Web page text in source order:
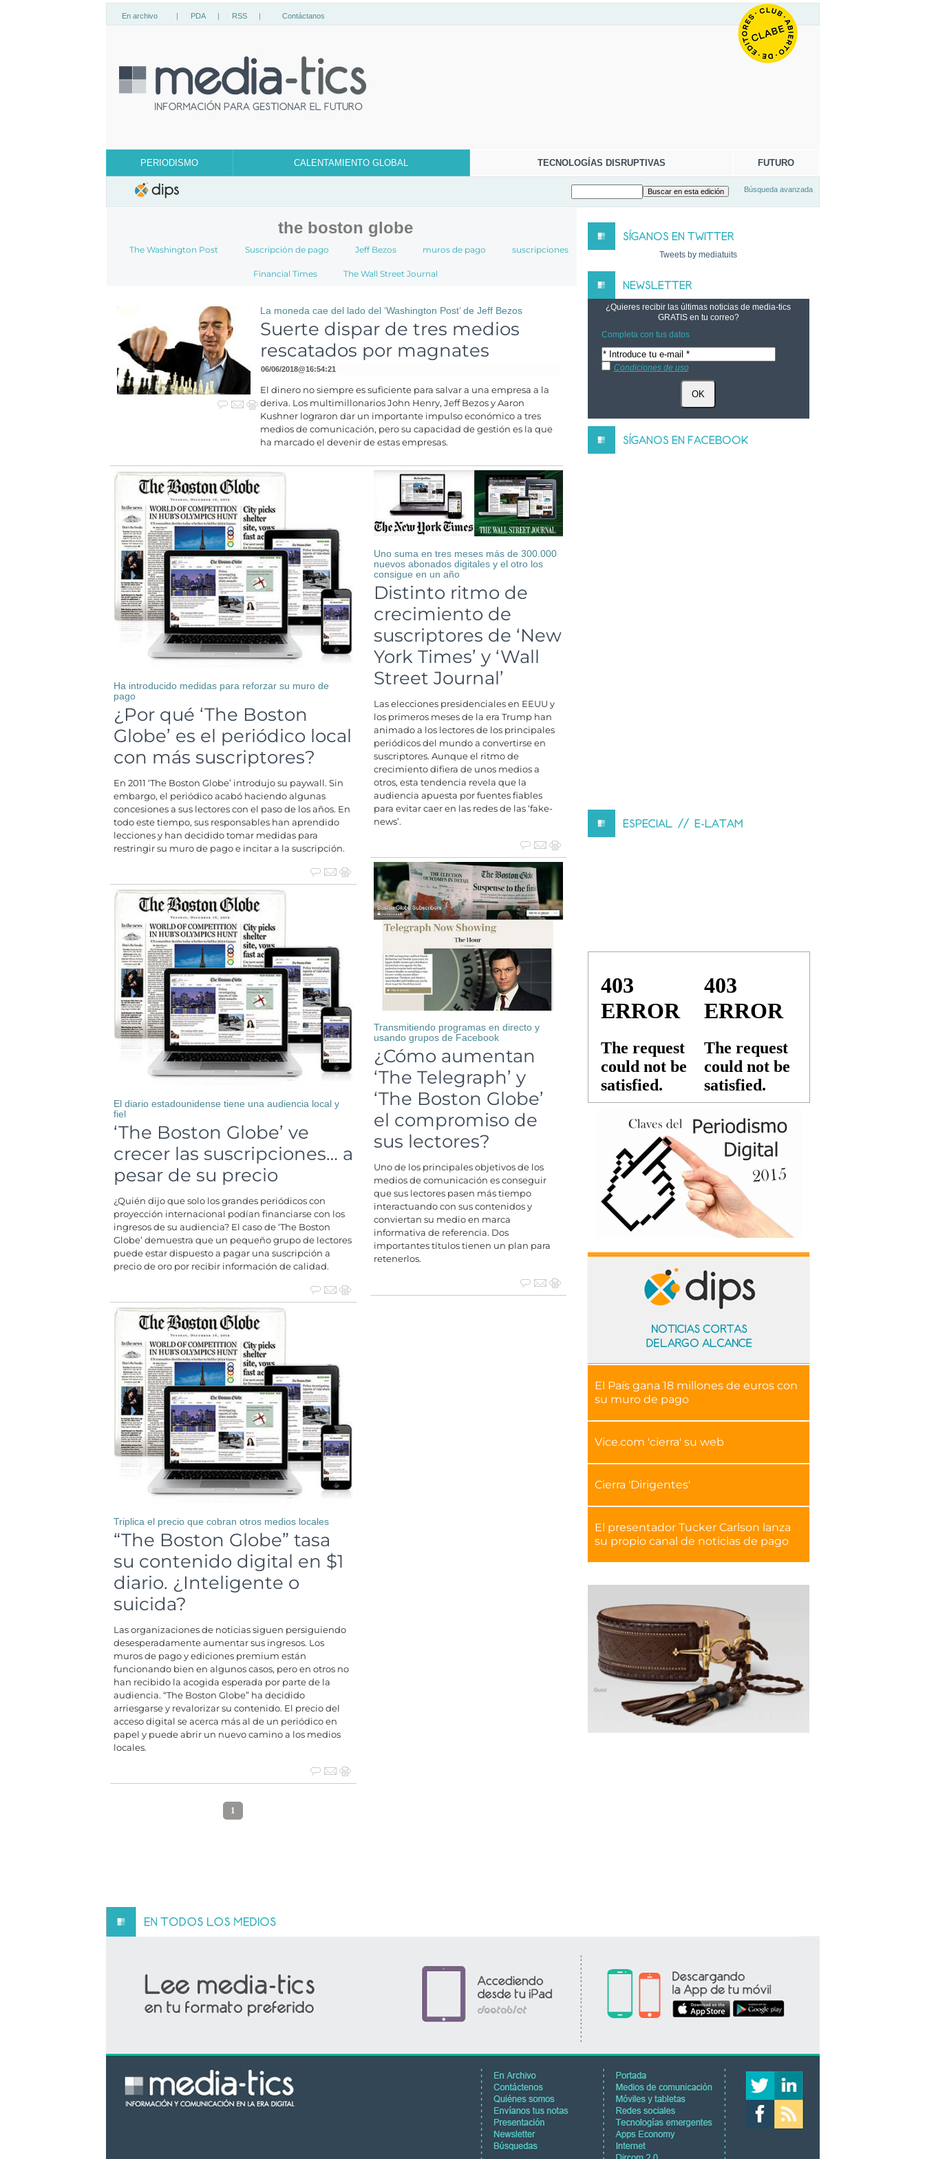
En archivo | PDA | RSS | Contáctanos
PERIODISMO CALENTAMIENTO GLOBAL TECNOLOGÍAS DISRUPTIVAS FUTURO
Búsqueda avanzada
the boston globe
The Washington Post Suscripción de pago Jeff Bezos muros de pago suscripciones
Financial Times The Wall Street Journal
La moneda cae del lado del ‘Washington Post’ de Jeff Bezos
Suerte dispar de tres medios
rescatados por magnates
06/06/2018@16:54:21
El dinero no siempre es suficiente para salvar a una empresa a la
deriva. Los multimillonarios John Henry, Jeff Bezos y Aaron
Kushner lograron dar un importante impulso económico a tres
medios de comunicación, pero su capacidad de gestión es la que
ha marcado el devenir de estas empresas.
Ha introducido medidas para reforzar su muro de
pago
¿Por qué ‘The Boston
Globe’ es el periódico local
con más suscriptores?
En 2011 ‘The Boston Globe’ introdujo su paywall. Sin
embargo, el periódico acabó haciendo algunas
concesiones a sus lectores con el paso de los años. En
todo este tiempo, sus responsables han aprendido
lecciones y han decidido tomar medidas para
restringir su muro de pago e incitar a la suscripción.
El diario estadounidense tiene una audiencia local y
fiel
‘The Boston Globe’ ve
crecer las suscripciones… a
pesar de su precio
¿Quién dijo que solo los grandes periódicos con
proyección internacional podían financiarse con los
ingresos de su audiencia? El caso de ‘The Boston
Globe’ demuestra que un pequeño grupo de lectores
puede estar dispuesto a pagar una suscripción a
precio de oro por recibir información de calidad.
Triplica el precio que cobran otros medios locales
“The Boston Globe” tasa
su contenido digital en $1
diario. ¿Inteligente o
suicida?
Las organizaciones de noticias siguen persiguiendo
desesperadamente aumentar sus ingresos. Los
muros de pago y ediciones premium están
funcionando bien en algunos casos, pero en otros no
han recibido la acogida esperada por parte de la
audiencia. “The Boston Globe” ha decidido
arriesgarse y revalorizar su contenido. El precio del
acceso digital se acerca más al de un periódico en
papel y puede abrir un nuevo camino a los medios
locales.
1
Uno suma en tres meses más de 300.000
nuevos abonados digitales y el otro los
consigue en un año
Distinto ritmo de
crecimiento de
suscriptores de ‘New
York Times’ y ‘Wall
Street Journal’
Las elecciones presidenciales en EEUU y
los primeros meses de la era Trump han
animado a los lectores de los principales
periódicos del mundo a convertirse en
suscriptores. Aunque el ritmo de
crecimiento difiera de unos medios a
otros, esta tendencia revela que la
audiencia apuesta por fuentes fiables
para evitar caer en las redes de las ‘fake-
news’.
Transmitiendo programas en directo y
usando grupos de Facebook
¿Cómo aumentan
‘The Telegraph’ y
‘The Boston Globe’
el compromiso de
sus lectores?
Uno de los principales objetivos de los
medios de comunicación es conseguir
que sus lectores pasen más tiempo
interactuando con sus contenidos y
conviertan su medio en marca
informativa de referencia. Dos
importantes títulos tienen un plan para
retenerlos.
Tweets by mediatuits
¿Quieres recibir las últimas noticias de media-tics
GRATISen tu correo?
Completa con tus datos
Condiciones de uso
El País gana 18 millones de euros con
su muro de pago
Vice.com 'cierra' su web
Cierra 'Dirigentes'
El presentador Tucker Carlson lanza
su propio canal de noticias de pago